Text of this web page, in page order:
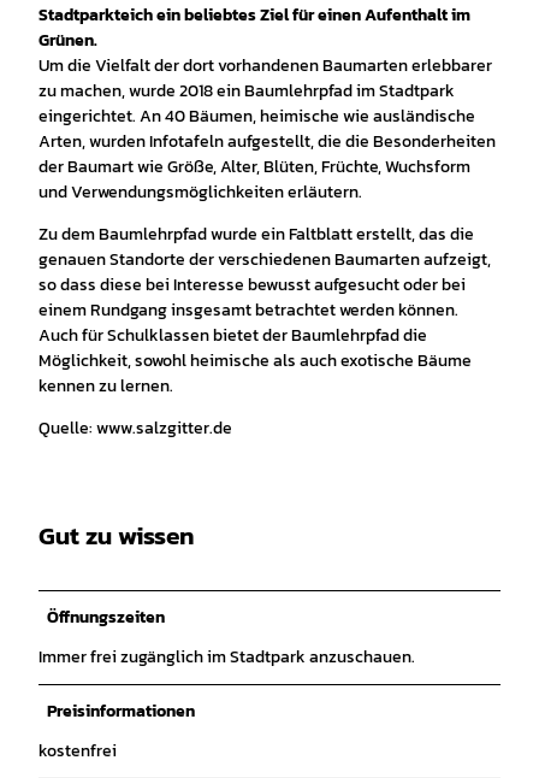
Stadtparkteich ein beliebtes Ziel für einen Aufenthalt im
Grünen.
Um die Vielfalt der dort vorhandenen Baumarten erlebbarer
zu machen, wurde 2018 ein Baumlehrpfad im Stadtpark
eingerichtet. An 40 Bäumen, heimische wie ausländische
Arten, wurden Infotafeln aufgestellt, die die Besonderheiten
der Baumart wie Größe, Alter, Blüten, Früchte, Wuchsform
und Verwendungsmöglichkeiten erläutern.
Zu dem Baumlehrpfad wurde ein Faltblatt erstellt, das die
genauen Standorte der verschiedenen Baumarten aufzeigt,
so dass diese bei Interesse bewusst aufgesucht oder bei
einem Rundgang insgesamt betrachtet werden können.
Auch für Schulklassen bietet der Baumlehrpfad die
Möglichkeit, sowohl heimische als auch exotische Bäume
kennen zu lernen.
Quelle: www.salzgitter.de
Gut zu wissen
Öffnungszeiten
Immer frei zugänglich im Stadtpark anzuschauen.
Preisinformationen
kostenfrei